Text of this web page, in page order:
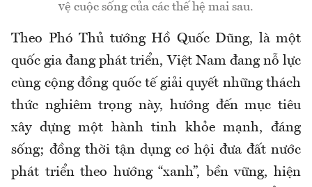
vệ cuộc sống của các thế hệ mai sau.
Theo Phó Thủ tướng Hồ Quốc Dũng, là một
quốc gia đang phát triển, Việt Nam đang nỗ lực
cùng cộng đồng quốc tế giải quyết những thách
thức nghiêm trọng này, hướng đến mục tiêu
xây dựng một hành tinh khỏe mạnh, đáng
sống; đồng thời tận dụng cơ hội đưa đất nước
phát triển theo hướng “xanh”, bền vững, hiện